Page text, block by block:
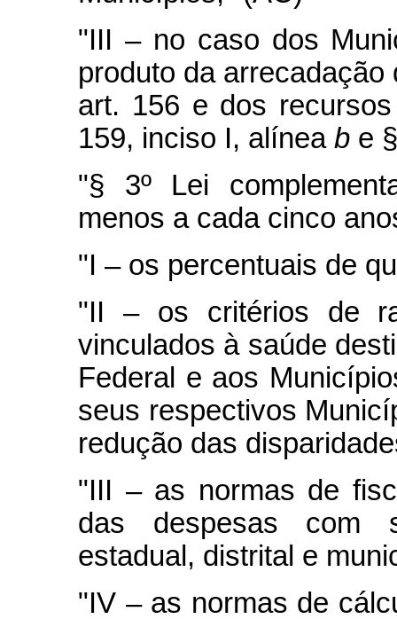
"III – no caso dos
produto da
art. 156 e dos
159, inciso I, alínea b e
"§ 3º Lei
menos a cada cinco
"I – os percentuais de
"II – os critérios de
vinculados à saúde
Federal e aos
seus respectivos
redução das
"III – as normas de
das despesas com
estadual, distrital e
"IV – as normas de